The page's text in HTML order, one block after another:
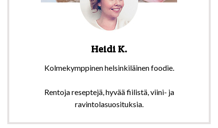
Heidi K.
Kolmekymppinen helsinkiläinen foodie.
Rentoja reseptejä, hyvää fiilistä, viini- ja
ravintolasuosituksia.